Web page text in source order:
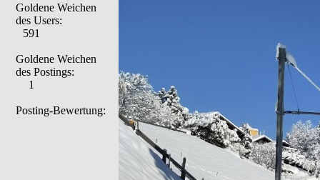
Goldene Weichen
des Users:
591
Goldene Weichen
des Postings:
1
Posting-Bewertung: